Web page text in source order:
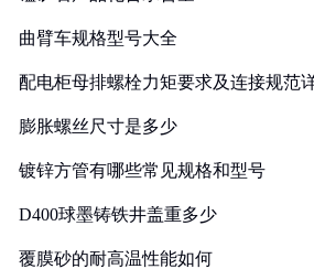
曲臂车规格型号大全
配电柜母排螺栓力矩要求及连接规范
膨胀螺丝尺寸是多少
镀锌方管有哪些常见规格和型号
D400球墨铸铁井盖重多少
覆膜砂的耐高温性能如何